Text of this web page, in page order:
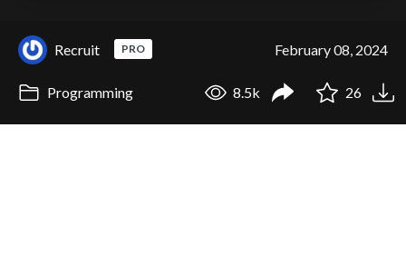
Recruit PRO February 08, 2024
Programming 8.5k 26